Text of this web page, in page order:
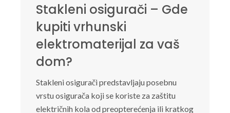
Stakleni osigurači – Gde
kupiti vrhunski
elektromaterijal za vaš
dom?
Stakleni osigurači predstavljaju posebnu
vrstu osigurača koji se koriste za zaštitu
električnih kola od preopterećenja ili kratkog